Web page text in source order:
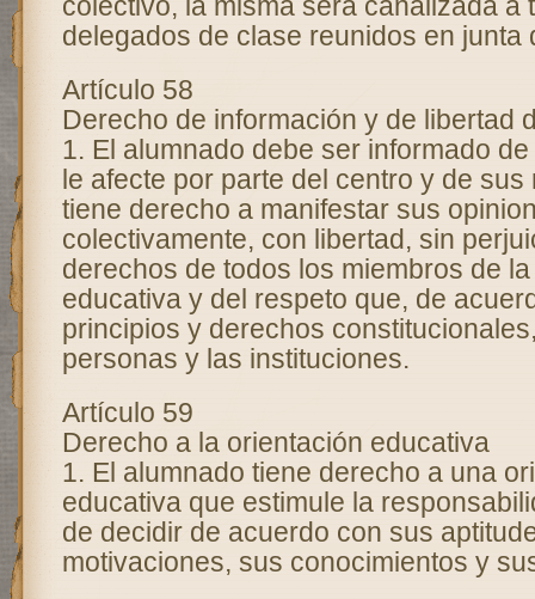
delegados de clase reunidos en junta
Artículo 58
Derecho de información y de libertad
1. El alumnado debe ser informado
le afecte por parte del centro y de
tiene derecho a manifestar sus
colectivamente, con libertad, sin
derechos de todos los miembros de
educativa y del respeto que, de
principios y derechos
personas y las instituciones.
Artículo 59
Derecho a la orientación educativa
1. El alumnado tiene derecho a una
educativa que estimule la
de decidir de acuerdo con sus
motivaciones, sus conocimientos y